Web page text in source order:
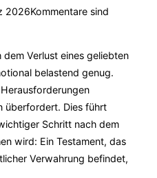
2026Kommentare sind
Verlust eines geliebten
belastend genug.
überfordert. Dies führt
Schritt nach dem
wird: Ein Testament, das
Verwahrung befindet,